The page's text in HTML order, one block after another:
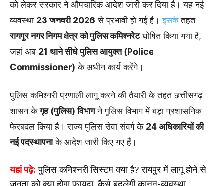
को लेकर सरकार ने औपचारिक आदेश जारी कर दिया है। यह नई
व्यवस्था 23 जनवरी 2026 से प्रभावी हो गई है।इसकेतहत
रायपुर नगर निगम क्षेत्र को पुलिस कमिश्नरेटघोषित किया गया है,
जहां अब 21 थाने सीधे पुलिस आयुक्त (Police
Commissioner) के अधीन कार्य करेंगे।
पुलिस कमिश्नरी प्रणाली लागू करने की तैयारी के तहत छत्तीसगढ़
शासन केगृह (पुलिस) विभागने पुलिस विभाग में बड़ा प्रशासनिक
फेरबदल किया है। राज्य पुलिस सेवा संवर्ग के 24 अधिकारियों की
नई पदस्थापनाके आदेश जारी किए गए हैं।
यहां पढ़े: पुलिस कमिश्नरी सिस्टम क्या है? रायपुर में लागू होने से